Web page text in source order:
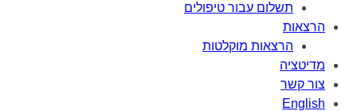
תשלום עבור טיפולים
הרצאות
הרצאות מוקלטות
מדיטציה
צור קשר
English